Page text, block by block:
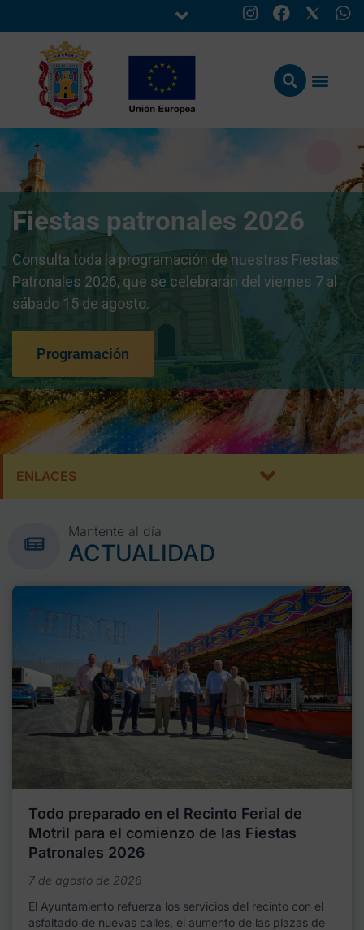
Fiestas patronales 2026
Consulta toda la programación de nuestras Fiestas
Patronales 2026, que se celebrarán del viernes 7 al
sábado 15 de agosto.
Programación
ENLACES
Mantente al día
ACTUALIDAD
Todo preparado en el Recinto Ferial de
Motril para el comienzo de las Fiestas
Patronales 2026
7 de agosto de 2026
El Ayuntamiento refuerza los servicios del recinto con el
asfaltado de nuevas calles, el aumento de las plazas de